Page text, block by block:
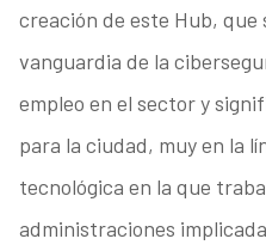
creación de este Hub, que
vanguardia de la
empleo en el sector y
para la ciudad, muy en la
tecnológica en la que
administraciones